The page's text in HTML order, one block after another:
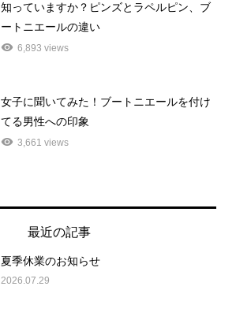
知っていますか？ピンズとラペルピン、ブ
ートニエールの違い
6,893 views
女子に聞いてみた！ブートニエールを付け
てる男性への印象
3,661 views
最近の記事
夏季休業のお知らせ
2026.07.29